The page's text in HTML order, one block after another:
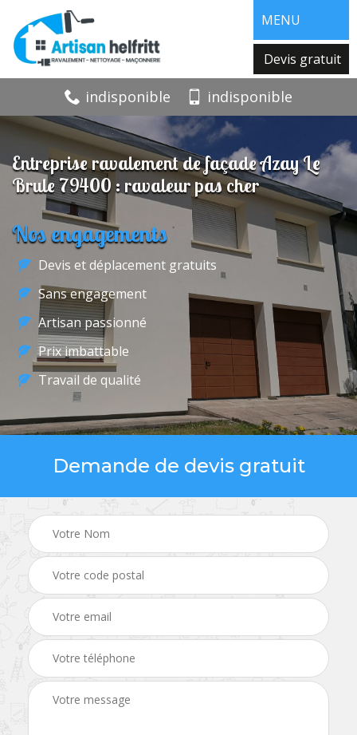
MENU
Devis gratuit
indisponible indisponible
Entreprise ravalement de façade Azay Le
Brule 79400 : ravaleur pas cher
Nos engagements
Devis et déplacement gratuits
Sans engagement
Artisan passionné
Prix imbattable
Travail de qualité
Demande de devis gratuit